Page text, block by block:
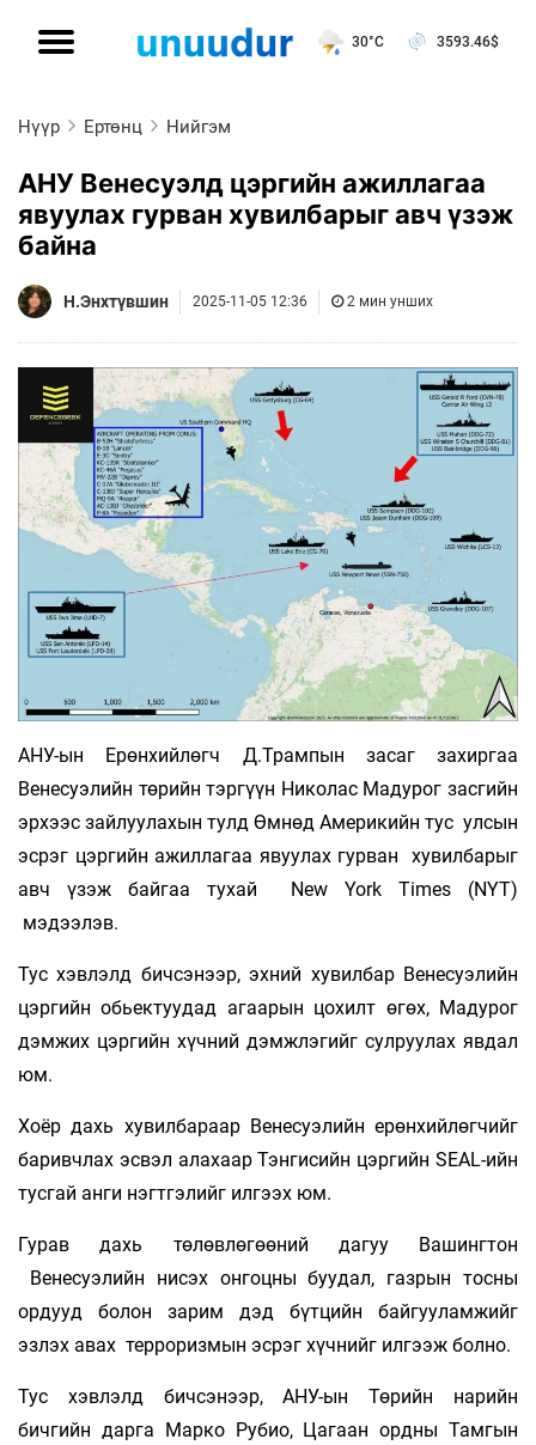
30°C 3593.46$
Нүүр Ертөнц Нийгэм
АНУ Венесуэлд цэргийн ажиллагаа
явуулах гурван хувилбарыг авч үзэж
байна
Н.Энхтүвшин 2025-11-05 12:36 2 мин унших
АНУ-ын Ерөнхийлөгч Д.Трампын засаг захиргаа
Венесуэлийн төрийн тэргүүн Николас Мадурог засгийн
эрхээс зайлуулахын тулд Өмнөд Америкийн тус улсын
эсрэг цэргийн ажиллагаа явуулах гурван хувилбарыг
авч үзэж байгаа тухай New York Times (NYT)
мэдээлэв.
Тус хэвлэлд бичсэнээр, эхний хувилбар Венесуэлийн
цэргийн обьектуудад агаарын цохилт өгөх, Мадурог
дэмжих цэргийн хүчний дэмжлэгийг сулруулах явдал
юм.
Хоёр дахь хувилбараар Венесуэлийн ерөнхийлөгчийг
баривчлах эсвэл алахаар Тэнгисийн цэргийн SEAL-ийн
тусгай анги нэгтгэлийг илгээх юм.
Гурав дахь төлөвлөгөөний дагуу Вашингтон
Венесуэлийн нисэх онгоцны буудал, газрын тосны
ордууд болон зарим дэд бүтцийн байгууламжийг
эзлэх авах терроризмын эсрэг хүчнийг илгээж болно.
Тус хэвлэлд бичсэнээр, АНУ-ын Төрийн нарийн
бичгийн дарга Марко Рубио, Цагаан ордны Тамгын